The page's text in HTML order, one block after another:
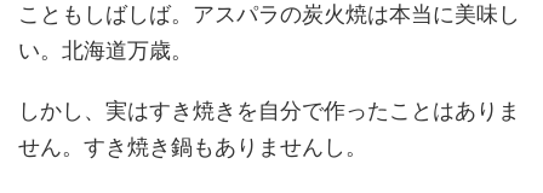
こともしばしば。アスパラの炭火焼は本当に美味し
い。北海道万歳。
しかし、実はすき焼きを自分で作ったことはありま
せん。すき焼き鍋もありませんし。